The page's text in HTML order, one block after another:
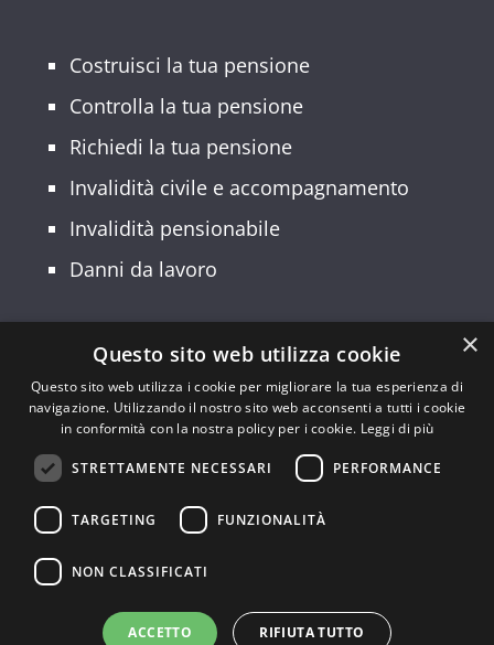
Costruisci la tua pensione
Controlla la tua pensione
Richiedi la tua pensione
Invalidità civile e accompagnamento
Invalidità pensionabile
Danni da lavoro
© 2026 Patronato INCA CGIL Lombardia –
Sede Regionale: Via Palmanova, 22 –
20132 Milano – Codice Fiscale:
94554190150 | Partita IVA: 10149490962
Privacy Policy–Cookie policy
E-mail:lombardia@inca.it
×
Questo sito web utilizza cookie
Questo sito web utilizza i cookie per migliorare la tua esperienza di
navigazione. Utilizzando il nostro sito web acconsenti a tutti i cookie
in conformità con la nostra policy per i cookie. Leggi di più
STRETTAMENTE NECESSARI PERFORMANCE
TARGETING FUNZIONALITÀ
NON CLASSIFICATI
ACCETTO RIFIUTA TUTTO